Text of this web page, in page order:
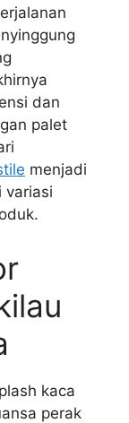
dan
palet
menjadi
variasi
kaca
perak